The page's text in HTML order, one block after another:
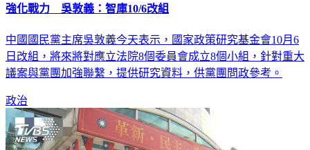
強化戰力 吳敦義：智庫10/6改組
中國國民黨主席吳敦義今天表示，國家政策研究基金會10月6
日改組，將來將對應立法院8個委員會成立8個小組，針對重大
議案與黨團加強聯繫，提供研究資料，供黨團問政參考。
政治